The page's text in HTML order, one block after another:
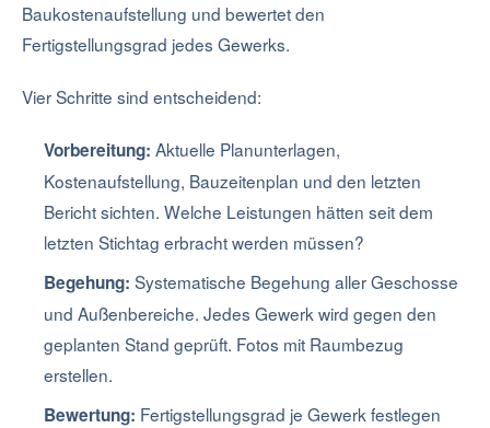
Baukostenaufstellung und bewertet den
Fertigstellungsgrad jedes Gewerks.
Vier Schritte sind entscheidend:
Vorbereitung: Aktuelle Planunterlagen,
Kostenaufstellung, Bauzeitenplan und den letzten
Bericht sichten. Welche Leistungen hätten seit dem
letzten Stichtag erbracht werden müssen?
Begehung: Systematische Begehung aller Geschosse
und Außenbereiche. Jedes Gewerk wird gegen den
geplanten Stand geprüft. Fotos mit Raumbezug
erstellen.
Bewertung: Fertigstellungsgrad je Gewerk festlegen